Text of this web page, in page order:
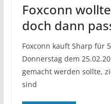
Foxconn
doch dann
Foxconn kauft Sharp für
Donnerstag dem
gemacht werden sollte,
sind